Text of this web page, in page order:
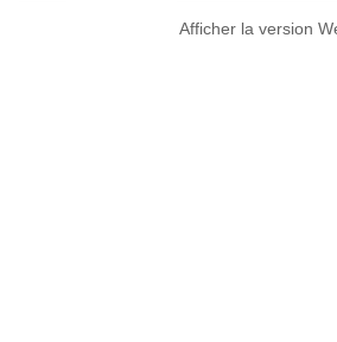
Afficher la version